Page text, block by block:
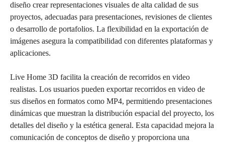
diseño crear representaciones visuales de alta calidad de sus
proyectos, adecuadas para presentaciones, revisiones de clientes
o desarrollo de portafolios. La flexibilidad en la exportación de
imágenes asegura la compatibilidad con diferentes plataformas y
aplicaciones.
Live Home 3D facilita la creación de recorridos en video
realistas. Los usuarios pueden exportar recorridos en video de
sus diseños en formatos como MP4, permitiendo presentaciones
dinámicas que muestran la distribución espacial del proyecto, los
detalles del diseño y la estética general. Esta capacidad mejora la
comunicación de conceptos de diseño y proporciona una